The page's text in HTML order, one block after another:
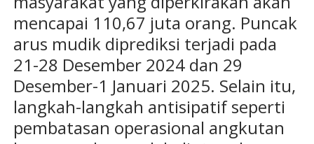
mencapai 110,67 juta orang. Puncak
arus mudik diprediksi terjadi pada
21-28 Desember 2024 dan 29
Desember-1 Januari 2025. Selain itu,
langkah-langkah antisipatif seperti
pembatasan operasional angkutan